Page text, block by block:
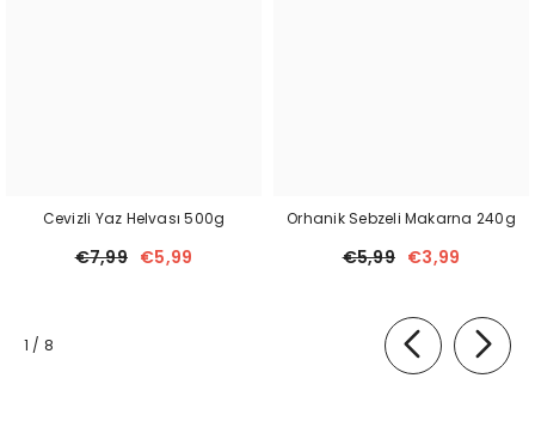
Cevizli Yaz Helvası 500g
€7,99 €5,99
Orhanik Sebzeli Makarna 240g
€5,99 €3,99
1 / von
8